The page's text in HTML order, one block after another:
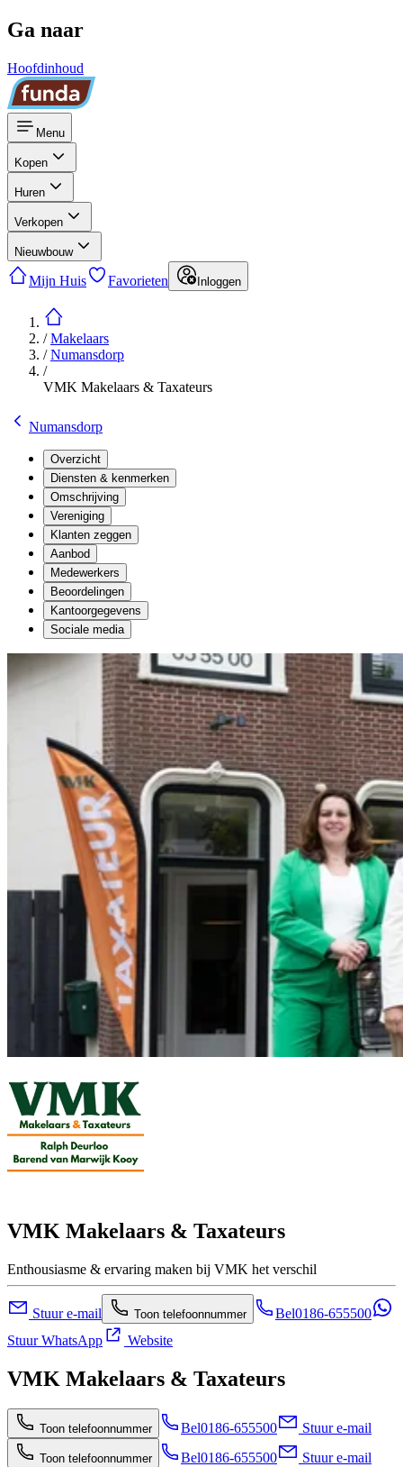
Ga naar
Hoofdinhoud
Menu
Kopen
Huren
Verkopen
Nieuwbouw
Mijn Huis Favorieten Inloggen
/Makelaars
/Numansdorp
/
VMK Makelaars & Taxateurs
Numansdorp
Overzicht
Diensten & kenmerken
Omschrijving
Vereniging
Klanten zeggen
Aanbod
Medewerkers
Beoordelingen
Kantoorgegevens
Sociale media
VMK Makelaars & Taxateurs
Enthousiasme & ervaring maken bij VMK het verschil
Stuur e-mail Toon telefoonnummer Bel0186-655500
Stuur WhatsApp
Website
VMK Makelaars & Taxateurs
Toon telefoonnummer Bel0186-655500 Stuur e-mail
Toon telefoonnummer Bel0186-655500 Stuur e-mail